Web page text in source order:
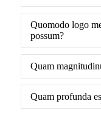
Quomodo logo
possum?
Quam
Quam profunda